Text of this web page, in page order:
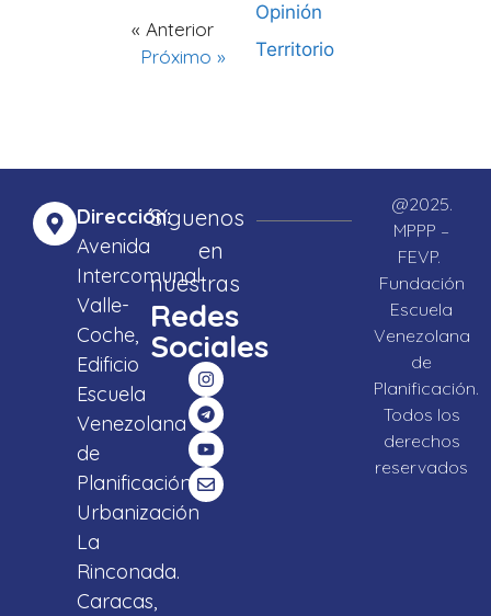
Opinión
Territorio
« Anterior
Próximo »
Dirección:
Avenida
Intercomunal
Valle-
Coche,
Edificio
Escuela
Venezolana
de
Planificación,
Urbanización
La
Rinconada.
Caracas,
Síguenos
en
nuestras
Redes
Sociales
@2025.
MPPP –
FEVP.
Fundación
Escuela
Venezolana
de
Planificación.
Todos los
derechos
reservados